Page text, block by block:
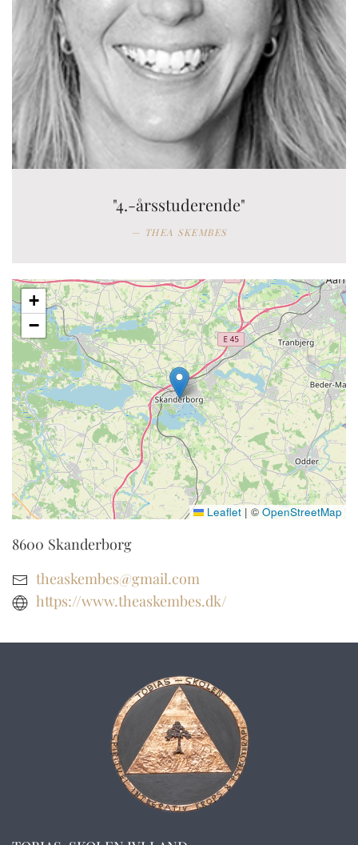
"4.-årsstuderende"
THEA SKEMBES
+
−
Leaflet | © OpenStreetMap
8600 Skanderborg
theaskembes@gmail.com
https://www.theaskembes.dk/